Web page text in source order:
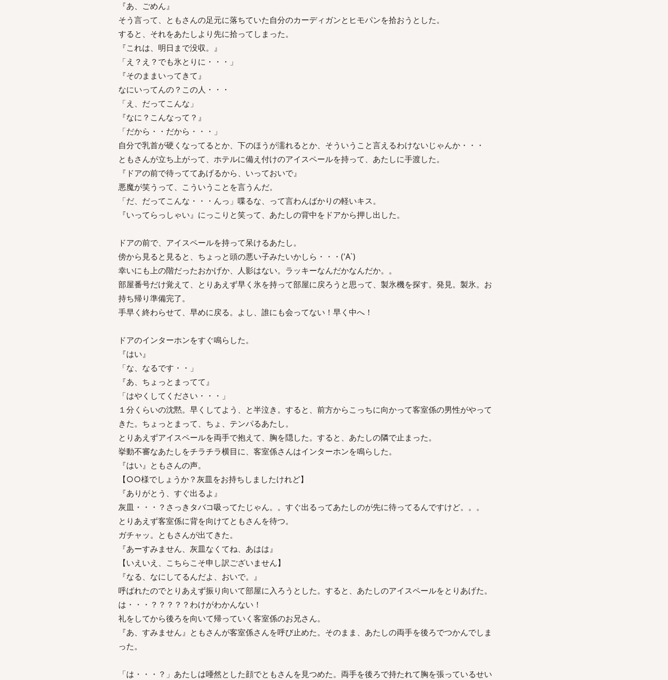
『あ、ごめん』
そう言って、ともさんの足元に落ちていた自分のカーディガンとヒモパンを拾おうとした。
すると、それをあたしより先に拾ってしまった。
『これは、明日まで没収。』
「え？え？でも氷とりに・・・」
『そのままいってきて』
なにいってんの？この人・・・
「え、だってこんな」
『なに？こんなって？』
「だから・・だから・・・」
自分で乳首が硬くなってるとか、下のほうが濡れるとか、そういうこと言えるわけないじゃんか・・・
ともさんが立ち上がって、ホテルに備え付けのアイスペールを持って、あたしに手渡した。
『ドアの前で待っててあげるから、いっておいで』
悪魔が笑うって、こういうことを言うんだ。
「だ、だってこんな・・・んっ」喋るな、って言わんばかりの軽いキス。
『いってらっしゃい』にっこりと笑って、あたしの背中をドアから押し出した。
ドアの前で、アイスペールを持って呆けるあたし。
傍から見ると見ると、ちょっと頭の悪い子みたいかしら・・・('A`)
幸いにも上の階だったおかげか、人影はない。ラッキーなんだかなんだか。。
部屋番号だけ覚えて、とりあえず早く氷を持って部屋に戻ろうと思って、製氷機を探す。発見。製氷。お
持ち帰り準備完了。
手早く終わらせて、早めに戻る。よし、誰にも会ってない！早く中へ！
ドアのインターホンをすぐ鳴らした。
『はい』
「な、なるです・・」
『あ、ちょっとまってて』
「はやくしてください・・・」
１分くらいの沈黙。早くしてよう、と半泣き。すると、前方からこっちに向かって客室係の男性がやって
きた。ちょっとまって、ちょ、テンパるあたし。
とりあえずアイスペールを両手で抱えて、胸を隠した。すると、あたしの隣で止まった。
挙動不審なあたしをチラチラ横目に、客室係さんはインターホンを鳴らした。
『はい』ともさんの声。
【○○様でしょうか？灰皿をお持ちしましたけれど】
『ありがとう、すぐ出るよ』
灰皿・・・？さっきタバコ吸ってたじゃん。。すぐ出るってあたしのが先に待ってるんですけど。。。
とりあえず客室係に背を向けてともさんを待つ。
ガチャッ。ともさんが出てきた。
『あーすみません、灰皿なくてね、あはは』
【いえいえ、こちらこそ申し訳ございません】
『なる、なにしてるんだよ、おいで。』
呼ばれたのでとりあえず振り向いて部屋に入ろうとした。すると、あたしのアイスペールをとりあげた。
は・・・？？？？？わけがわかんない！
礼をしてから後ろを向いて帰っていく客室係のお兄さん。
『あ、すみません』ともさんが客室係さんを呼び止めた。そのまま、あたしの両手を後ろでつかんでしま
った。
「は・・・？」あたしは唖然とした顔でともさんを見つめた。両手を後ろで持たれて胸を張っているせい